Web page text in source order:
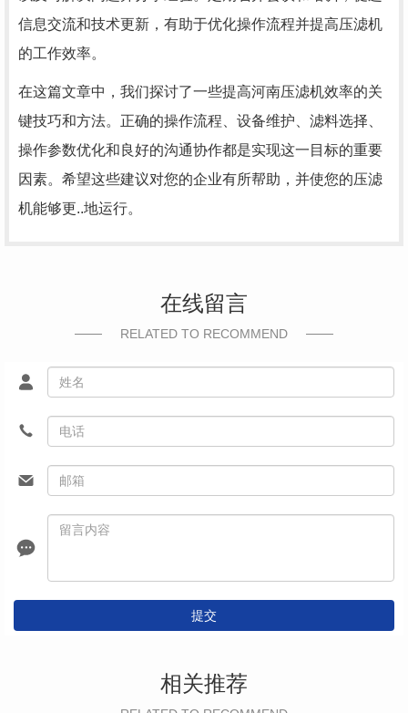
信息交流和技术更新，有助于优化操作流程并提高压滤机
的工作效率。
在这篇文章中，我们探讨了一些提高河南压滤机效率的关
键技巧和方法。正确的操作流程、设备维护、滤料选择、
操作参数优化和良好的沟通协作都是实现这一目标的重要
因素。希望这些建议对您的企业有所帮助，并使您的压滤
机能够更..地运行。
在线留言
RELATED TO RECOMMEND
提交
相关推荐